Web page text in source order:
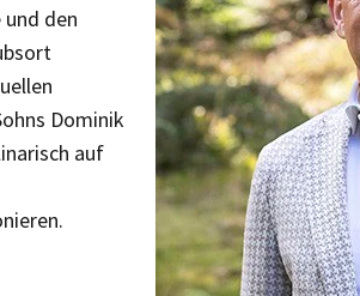
den
Dominik
auf